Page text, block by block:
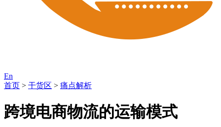
En
首页 > 干货区 > 痛点解析
跨境电商物流的运输模式